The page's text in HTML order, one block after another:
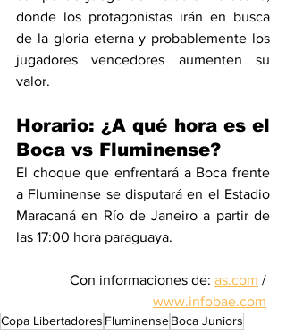
donde los protagonistas irán en busca
de la gloria eterna y probablemente los
jugadores vencedores aumenten su
valor.
Horario: ¿A qué hora es el
Boca vs Fluminense?
El choque que enfrentará a Boca frente
a Fluminense se disputará en el Estadio
Maracaná en Río de Janeiro a partir de
las 17:00 hora paraguaya.
Con informaciones de: as.com /
www.infobae.com
Copa Libertadores FluminenseBoca Juniors